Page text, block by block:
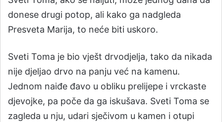
donese drugi potop, ali kako ga nadgleda
Presveta Marija, to neće biti uskoro.
Sveti Toma je bio vješt drvodjelja, tako da nikada
nije djeljao drvo na panju već na kamenu.
Jednom naiđe đavo u obliku prelijepe i vrckaste
djevojke, pa poče da ga iskušava. Sveti Toma se
zagleda u nju, udari sječivom u kamen i otupi